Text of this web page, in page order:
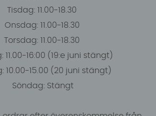
Tisdag: 11.00-18.30
Onsdag: 11.00-18.30
Torsdag: 11.00-18.30
11.00-16:00 (19:e juni stängt)
10.00-15.00 (20 juni stängt)
Söndag: Stängt